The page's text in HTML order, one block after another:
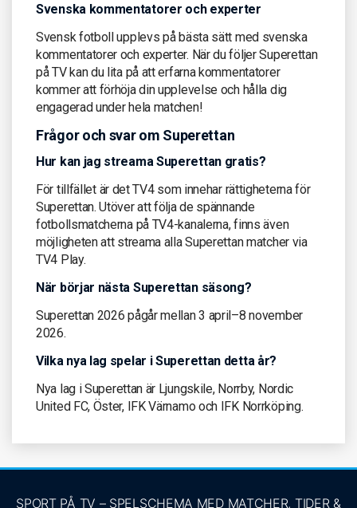
Svenska kommentatorer och experter
Svensk fotboll upplevs på bästa sätt med svenska
kommentatorer och experter. När du följer Superettan
på TV kan du lita på att erfarna kommentatorer
kommer att förhöja din upplevelse och hålla dig
engagerad under hela matchen!
Frågor och svar om Superettan
Hur kan jag streama Superettan gratis?
För tillfället är det TV4 som innehar rättigheterna för
Superettan. Utöver att följa de spännande
fotbollsmatcherna på TV4-kanalerna, finns även
möjligheten att streama alla Superettan matcher via
TV4 Play.
När börjar nästa Superettan säsong?
Superettan 2026 pågår mellan 3 april–8 november
2026.
Vilka nya lag spelar i Superettan detta år?
Nya lag i Superettan är Ljungskile, Norrby, Nordic
United FC, Öster, IFK Värnamo och IFK Norrköping.
SPORT PÅ TV – SPELSCHEMA MED MATCHER, TIDER &